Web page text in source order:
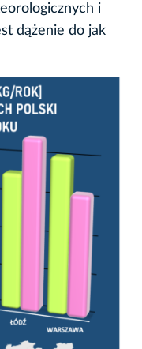
i
dążenie do jak